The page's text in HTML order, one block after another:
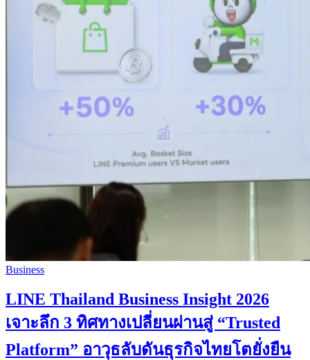
Business
LINE Thailand Business Insight 2026
เจาะลึก 3 ทิศทางเปลี่ยนผ่านสู่ “Trusted
Platform” อาวุธลับดันธุรกิจไทยโตยั่งยืน